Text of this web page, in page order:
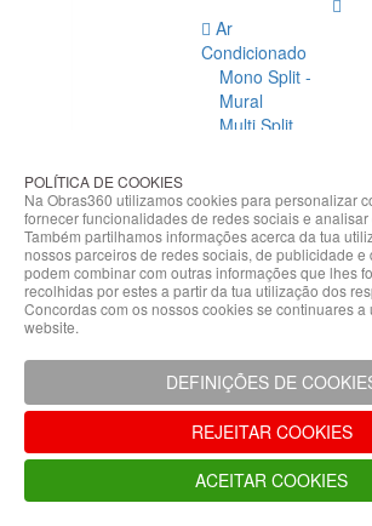
Ar
Condicionado
Mono Split -
Mural
Multi Split
Condicionado
Acessórios
Climatização
Acessórios
Climatização
Hidráulicas
Controladores
Fixações e
Acessórios
Isolamento
para
Tubagem
POLÍTICA DE COOKIES
Na Obras360 utilizamos cookies para personalizar
fornecer funcionalidades de redes sociais e analisar
Também partilhamos informações acerca da tua
nossos parceiros de redes sociais, de publicidade e
podem combinar com outras informações que lhes
recolhidas por estes a partir da tua utilização dos
Concordas com os nossos cookies se continuares a
website.
DEFINIÇÕES DE
REJEITAR COOKIES
ACEITAR COOKIES